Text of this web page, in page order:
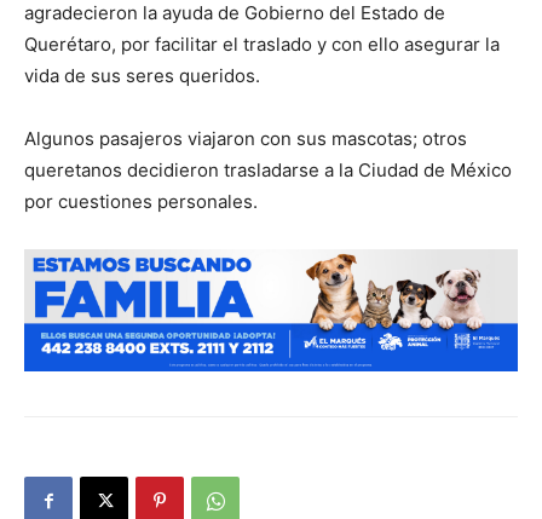
agradecieron la ayuda de Gobierno del Estado de
Querétaro, por facilitar el traslado y con ello asegurar la
vida de sus seres queridos.
Algunos pasajeros viajaron con sus mascotas; otros
queretanos decidieron trasladarse a la Ciudad de México
por cuestiones personales.